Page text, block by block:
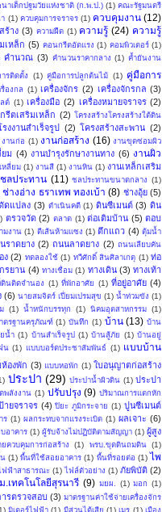
าเด็กปฐมวัยแห่งชาติ (ก.พ.ป.) (1) คณะรัฐมนตรี
(1) ควบคุมการจราจร (1) ควบคุมงาน (12)
ร้าง (3) ความฝืด (1) ความรู้ (24) ความรู้
เหล็ก (5) คอนกรีตอัดแรง (1) คอมพิวเตอร์ (1)
คำนวณ (3) คำนวนราคากลาง (1) ค้ำยันงาน
รติดตั้ง (1) คู่มือการปลูกต้นไม้ (1) คู่มือการ
รื่องกล (1) เครื่องจักร (2) เครื่องจักรกล (3)
ต์ (1) เครื่องมือ (2) เครื่องหมายจราจร (2)
รีตเสริมเหล็ก (2) โครงสร้างโครงสร้างใต้ดิน
งงานสำเร็จรูป (2) โครงสร้างสะพาน (2)
งานก่อ (1) งานก่อสร้าง (16) งานขุดซ่อมผิว
ม (4) งานบำรุงรักษางานทาง (6) งานผิว
หลี่ยม (1) งานสี (1) งานหิน (1) งานเหล็กเสริม
ชลประทาน (11) ชลประทานขนาดกลาง (1)
ช่างอ่าง ธราเทพ ทองเบ้า (8) ช่างอุ้ย (5)
ดแปลง (3) ดำเนินคดี (1) ดินซีเมนต์ (3) ดิน
ตรวจวัด (2) ตลาด (1) ต่อเติมบ้าน (5) ตอบ
มงาน (1) ตีเส้นห้ามแซง (1) ตึกแถว (4) ตุ้มน้ำ
ราดยาง (2) ถนนลาดยาง (2) ถนนเลียบคัน
ง (2) ทดลองใช้ (1) ทวีศักดิ์ สินศิลาเกตุ (1) ท่อ
รยาน (4) ทางเชื่อม (1) ทางเดิน (3) ทางเท้า
นติดจำนอง (1) ที่พักอาศัย (1) ที่อยู่อาศัย (4)
(6) นายสมจิตร์ เปี่ยมเปรมสุข (1) น้ำท่วมขัง (1)
(1) น้ำหนักบรรทุก (1) นิคมอุตสาหกรรม (1)
ตรฐานครุภัณฑ์ (1) บันทึก (1) บ้าน (13) บ้าน
น้ำ (1) บ้านสำเร็จรูป (1) บ้านสู้ภัย (1) บ้านอยู่
น (1) แบบบอร์ดประชาสัมพันธ์ (1) แบบบ้าน
องพัก (3) แบบหอพัก (1) ใบอนุญาตก่อสร้าง
ประปา (29) ประปาน้ำผิวดิน (1) ประปา
พลังงาน (1) ปรับปรุง (9) ปริมาณการแตกหัก
ายจราจร (4) ปิยะ ภูมิกระจาย (1) ปูนซีเมนต์
ร (1) ผลกระทบจากแรงระเบิด (1) ผลเจาะ (6)
อาคาร (1) ผู้รับจ้างไม่ปฏิบัติตามสัญญา (1) ผู้สูง
ยควบคุมการก่อสร้าง (1) พรบ.ขุดดินถมดิน (1)
(1) พื้นที่ใช้สอยอาคาร (1) พื้นที่รอยต่อ (1) ไพ
ฟฟ้าสาธารณะ (1) ไฟล์ตัวอย่าง (1) ภัยพิบัติ (2)
ม.เทคโนโลยีสุรนารี (9) มยผ. (1) มอก (1)
รตรวจสอบ (3) มาตรฐานค่าใช้จ่ายเครื่องจักร
มิเตอร์ไฟฟ้า (1) มีส่วนได้เสีย (1) เมรุ (1) เมือง